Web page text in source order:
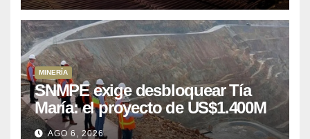
MINERÍA
SNMPE exige desbloquear Tía
María: el proyecto de US$1.400M
que Perú lleva 15 años
AGO 6, 2026